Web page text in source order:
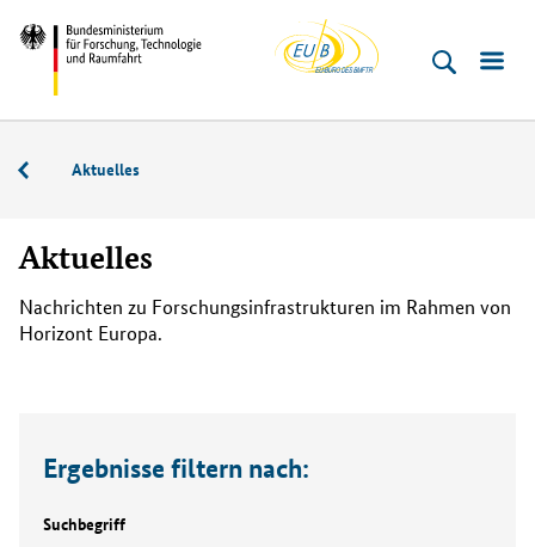
Direkt
zum
Inhalt
(Eingabetaste)
Direkt
zum
Hauptmenu
(Eingabetaste)
Direkt
zur
Suche
(Eingabetaste)
Direkt
zur
Fußleiste
(Enter)
Bundesministerium
Technologie
Raumfahrt
Buero
Nationale
(NKS
FIS)
Aktuelles
Aktuelles
Nachrichten zu Forschungsinfrastrukturen im Rahmen von
Horizont Europa.
Ergebnisse filtern nach:
Suchbegriff